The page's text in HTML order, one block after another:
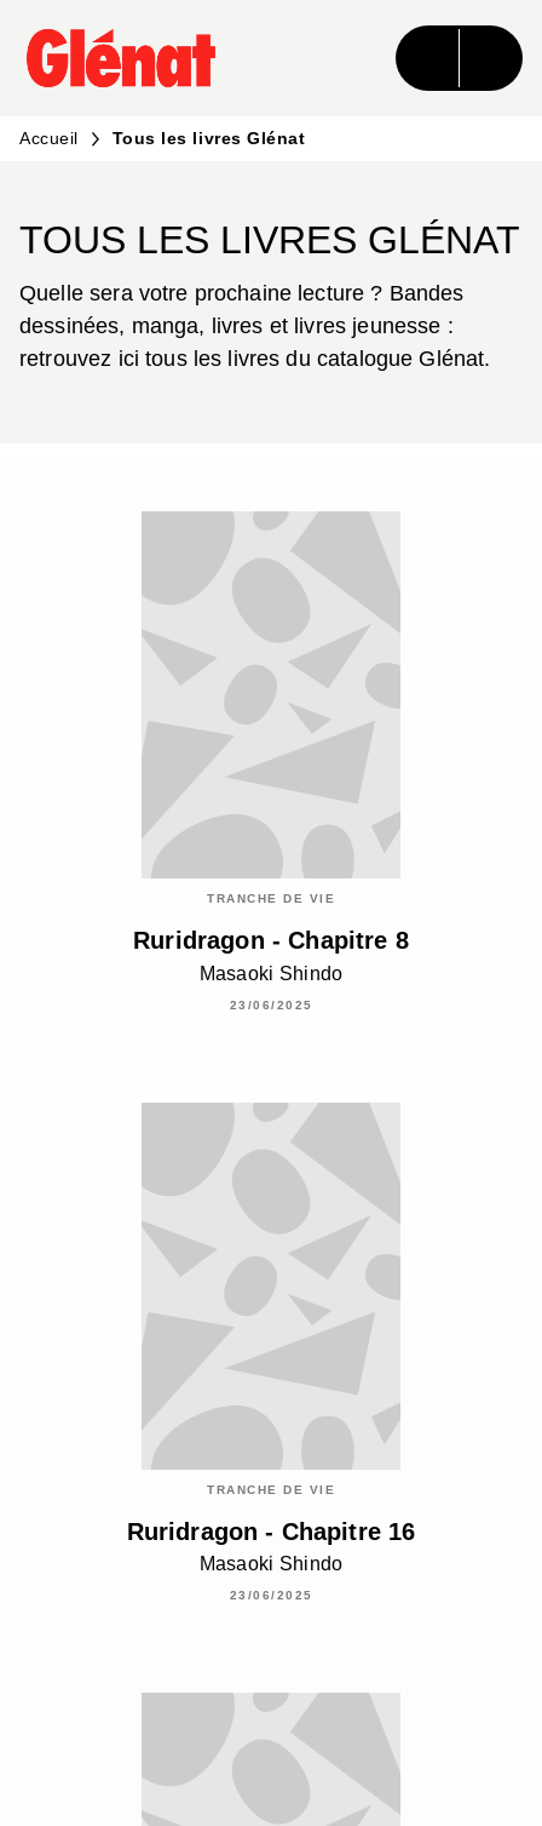
MENU RECHERCHE CONTENU
PIED DE PAGE
Accueil Tous les livres Glénat
TOUS LES LIVRES GLÉNAT
Quelle sera votre prochaine lecture ? Bandes
dessinées, manga, livres et livres jeunesse :
retrouvez ici tous les livres du catalogue Glénat.
TRANCHE DE VIE
Ruridragon - Chapitre 8
Masaoki Shindo
23/06/2025
TRANCHE DE VIE
Ruridragon - Chapitre 16
Masaoki Shindo
23/06/2025